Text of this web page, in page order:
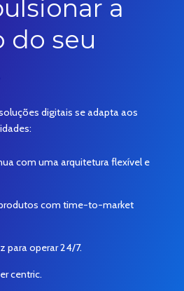
a
do seu
digitais se adapta aos
com uma arquitetura flexível e
com time-to-market
para operar 24/7.
centric.